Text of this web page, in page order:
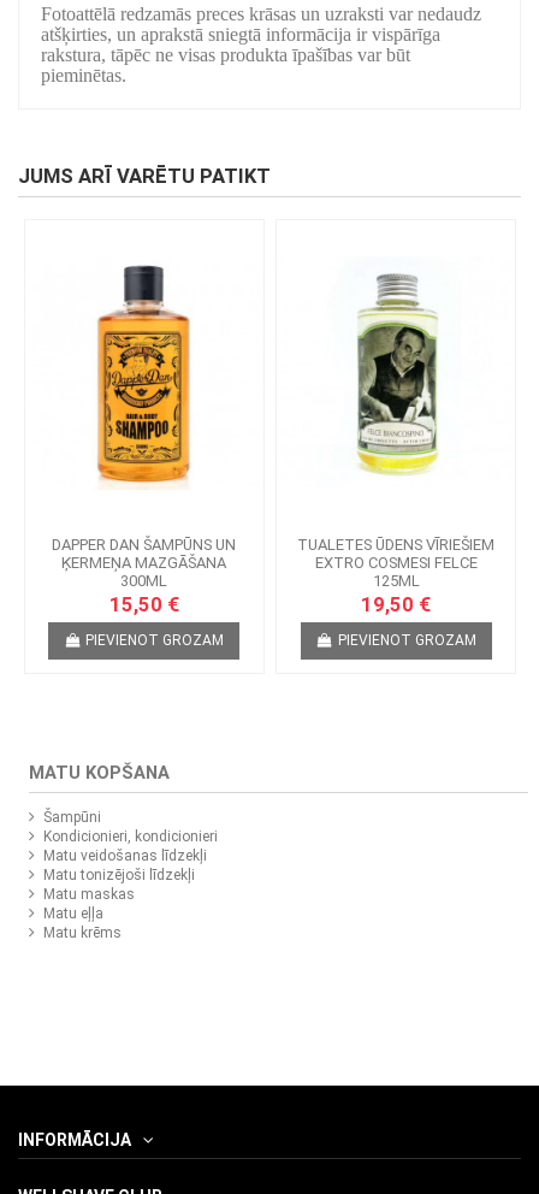
Fotoattēlā redzamās preces krāsas un uzraksti var nedaudz
atšķirties, un aprakstā sniegtā informācija ir vispārīga
rakstura, tāpēc ne visas produkta īpašības var būt
pieminētas.
JUMS ARĪ VARĒTU PATIKT
DAPPER DAN ŠAMPŪNS UN
ĶERMEŅA MAZGĀŠANA
300ML
15,50 €
PIEVIENOT GROZAM
TUALETES ŪDENS VĪRIEŠIEM
EXTRO COSMESI FELCE
125ML
19,50 €
PIEVIENOT GROZAM
MATU KOPŠANA
Šampūni
Kondicionieri, kondicionieri
Matu veidošanas līdzekļi
Matu tonizējoši līdzekļi
Matu maskas
Matu eļļa
Matu krēms
INFORMĀCIJA